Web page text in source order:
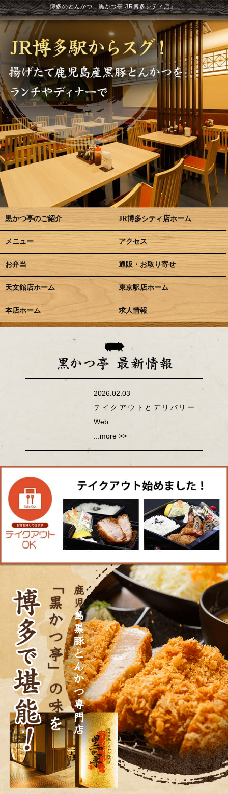
博多のとんかつ「黒かつ亭 JR博多シティ店」
黒かつ亭のご紹介 JR博多シティ店ホーム
メニュー アクセス
お弁当 通販・お取り寄せ
天文館店ホーム 東京駅店ホーム
本店ホーム 求人情報
2026.02.03
テイクアウトとデリバリー
Web...
...more >>